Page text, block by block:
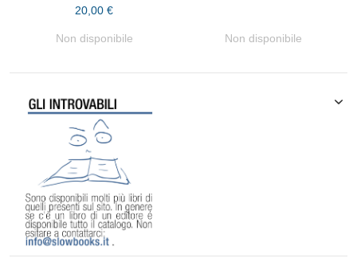
20,00 €
Non disponibile Non disponibile